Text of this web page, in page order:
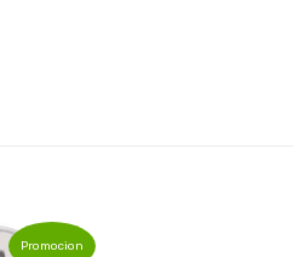
Promocion